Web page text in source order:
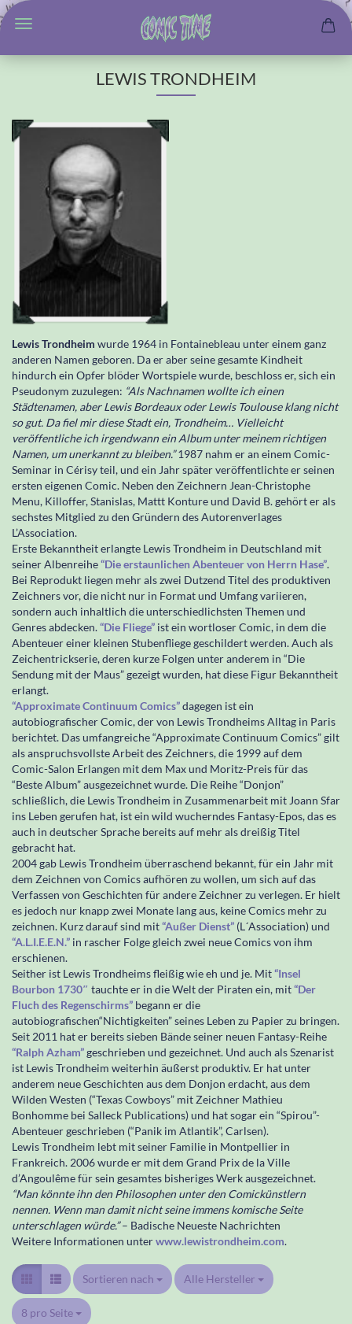
LEWIS TRONDHEIM
Lewis Trondheim wurde 1964 in Fontainebleau unter einem ganz
anderen Namen geboren. Da er aber seine gesamte Kindheit
hindurch ein Opfer blöder Wortspiele wurde, beschloss er, sich ein
Pseudonym zuzulegen: “Als Nachnamen wollte ich einen
Städtenamen, aber Lewis Bordeaux oder Lewis Toulouse klang nicht
so gut. Da fiel mir diese Stadt ein, Trondheim… Vielleicht
veröffentliche ich irgendwann ein Album unter meinem richtigen
Namen, um unerkannt zu bleiben.”1987 nahm er an einem Comic-
Seminar in Cérisy teil, und ein Jahr später veröffentlichte er seinen
ersten eigenen Comic. Neben den Zeichnern Jean-Christophe
Menu, Killoffer, Stanislas, Mattt Konture und David B. gehört er als
sechstes Mitglied zu den Gründern des Autorenverlages
L’Association.
Erste Bekanntheit erlangte Lewis Trondheim in Deutschland mit
seiner Albenreihe“Die erstaunlichen Abenteuer von Herrn Hase”.
Bei Reprodukt liegen mehr als zwei Dutzend Titel des produktiven
Zeichners vor, die nicht nur in Format und Umfang variieren,
sondern auch inhaltlich die unterschiedlichsten Themen und
Genres abdecken.“Die Fliege” ist ein wortloser Comic, in dem die
Abenteuer einer kleinen Stubenfliege geschildert werden. Auch als
Zeichentrickserie, deren kurze Folgen unter anderem in “Die
Sendung mit der Maus” gezeigt wurden, hat diese Figur Bekanntheit
erlangt.
“Approximate Continuum Comics”dagegen ist ein
autobiografischer Comic, der von Lewis Trondheims Alltag in Paris
berichtet. Das umfangreiche “Approximate Continuum Comics” gilt
als anspruchsvollste Arbeit des Zeichners, die 1999 auf dem
Comic-Salon Erlangen mit dem Max und Moritz-Preis für das
“Beste Album” ausgezeichnet wurde. Die Reihe “Donjon”
schließlich, die Lewis Trondheim in Zusammenarbeit mit Joann Sfar
ins Leben gerufen hat, ist ein wild wucherndes Fantasy-Epos, das es
auch in deutscher Sprache bereits auf mehr als dreißig Titel
gebracht hat.
2004 gab Lewis Trondheim überraschend bekannt, für ein Jahr mit
dem Zeichnen von Comics aufhören zu wollen, um sich auf das
Verfassen von Geschichten für andere Zeichner zu verlegen. Er hielt
es jedoch nur knapp zwei Monate lang aus, keine Comics mehr zu
zeichnen. Kurz darauf sind mit“Außer Dienst” (L´Association) und
“A.L.I.E.E.N.” in rascher Folge gleich zwei neue Comics von ihm
erschienen.
Seither ist Lewis Trondheims fleißig wie eh und je. Mit“Insel
Bourbon 1730″ tauchte er in die Welt der Piraten ein, mit“Der
Fluch des Regenschirms” begann er die
autobiografischen“Nichtigkeiten” seines Leben zu Papier zu bringen.
Seit 2011 hat er bereits sieben Bände seiner neuen Fantasy-Reihe
“Ralph Azham”geschrieben und gezeichnet. Und auch als Szenarist
ist Lewis Trondheim weiterhin äußerst produktiv. Er hat unter
anderem neue Geschichten aus dem Donjon erdacht, aus dem
Wilden Westen (“Texas Cowboys” mit Zeichner Mathieu
Bonhomme bei Salleck Publications) und hat sogar ein “Spirou”-
Abenteuer geschrieben (“Panik im Atlantik”, Carlsen).
Lewis Trondheim lebt mit seiner Familie in Montpellier in
Frankreich. 2006 wurde er mit dem Grand Prix de la Ville
d’Angoulême für sein gesamtes bisheriges Werk ausgezeichnet.
“Man könnte ihn den Philosophen unter den Comickünstlern
nennen. Wenn man damit nicht seine immens komische Seite
unterschlagen würde.”– Badische Neueste Nachrichten
Weitere Informationen unterwww.lewistrondheim.com.
Sortieren nach
Sortieren nach Alle Hersteller
pro Seite
8 pro Seite
pro Seite